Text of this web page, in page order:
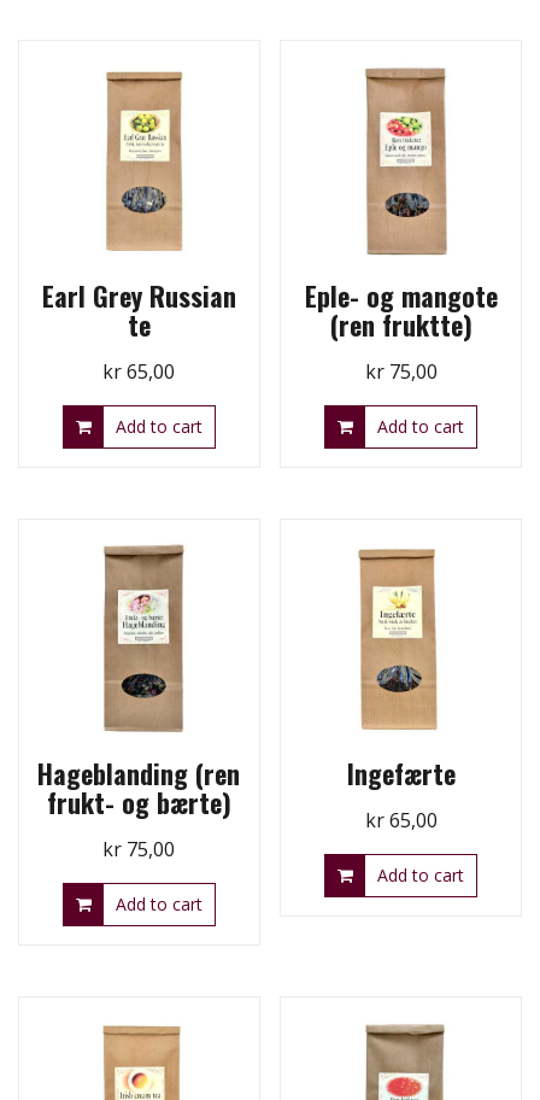
Earl Grey Russian
te
kr65,00
Add to cart
Eple- og mangote
(ren fruktte)
kr75,00
Add to cart
Hageblanding (ren
frukt- og bærte)
kr 75,00
Add to cart
Ingefærte
kr65,00
Add to cart